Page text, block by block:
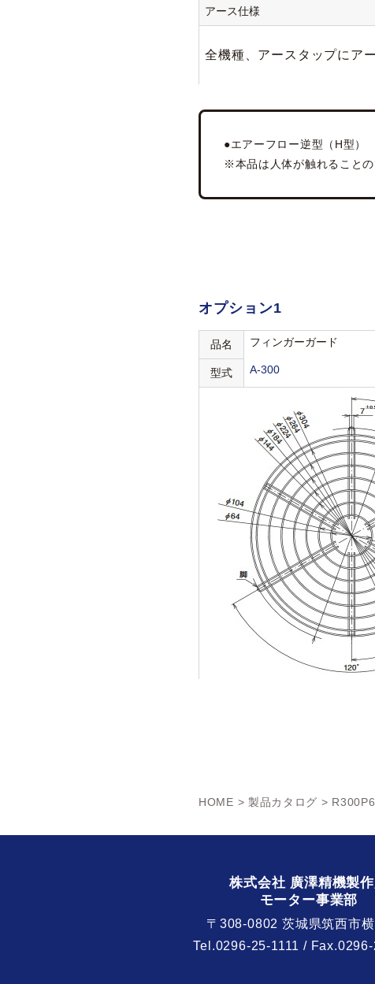
アース仕様
全機種、アースタップにア
●エアーフロー逆型（H型
※本品は人体が触れることの
オプション1
品名 フィンガーガード
型式 A-300
HOME > 製品カタログ >
株式会社 廣澤精機製
モーター事業部
〒308-0802 茨城県筑西市
Tel.0296-25-1111 /